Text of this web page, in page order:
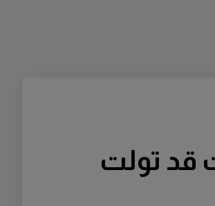
قد تولت